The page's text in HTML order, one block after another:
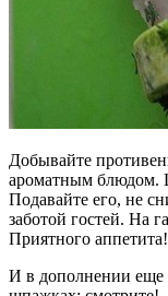
Добывайте
ароматным блюдом.
Подавайте его, не
заботой гостей. На
Приятного аппетита!
И в дополнении еще